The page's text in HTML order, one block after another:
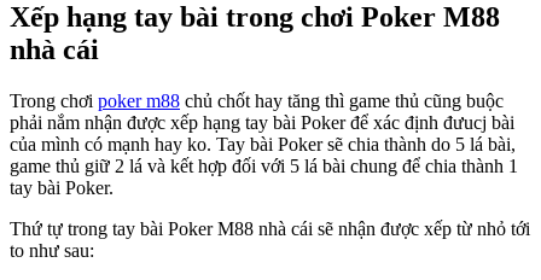
Xếp hạng tay bài trong chơi Poker M88
nhà cái
Trong chơi poker m88 chủ chốt hay tăng thì game thủ cũng buộc
phải nắm nhận được xếp hạng tay bài Poker để xác định đưucj bài
của mình có mạnh hay ko. Tay bài Poker sẽ chia thành do 5 lá bài,
game thủ giữ 2 lá và kết hợp đối với 5 lá bài chung để chia thành 1
tay bài Poker.
Thứ tự trong tay bài Poker M88 nhà cái sẽ nhận được xếp từ nhỏ tới
to như sau: